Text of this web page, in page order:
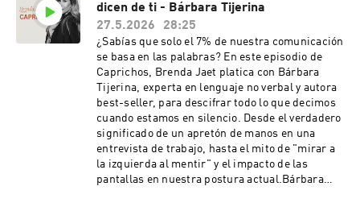
conversación fascinante sobre el cuidado
capilar, la tolerancia a la frustración al
emprender y el valor innegociable de mantener
la calidad y la paz mental por encima del
crecimiento acelerado.
dicen de ti - Bárbara Tijerina
27.5.2026
28:25
¿Sabías que solo el 7% de nuestra comunicación
se basa en las palabras? En este episodio de
Caprichos, Brenda Jaet platica con Bárbara
Tijerina, experta en lenguaje no verbal y autora
best-seller, para descifrar todo lo que decimos
cuando estamos en silencio. Desde el verdadero
significado de un apretón de manos en una
entrevista de trabajo, hasta el mito de "mirar a
la izquierda al mentir" y el impacto de las
pantallas en nuestra postura actual.Bárbara